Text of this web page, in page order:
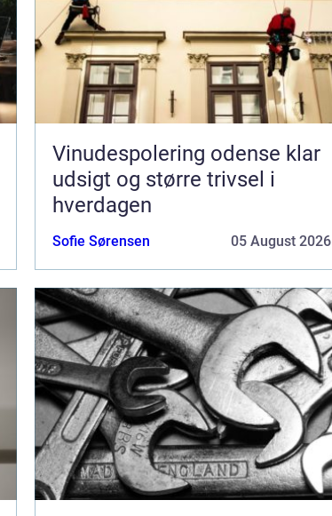
Vinudespolering odense klar
udsigt og større trivsel i
hverdagen
Sofie Sørensen 05 August 2026